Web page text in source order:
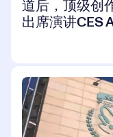
道后，顶级创
出席演讲CES